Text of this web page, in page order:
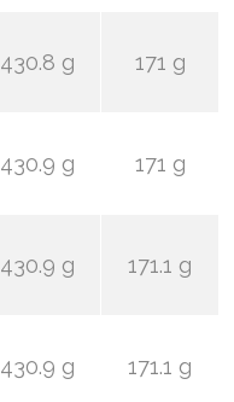
430.8 g 171 g
430.9 g 171 g
430.9 g 171.1 g
430.9 g 171.1 g